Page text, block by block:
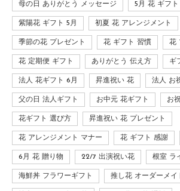
母の日 ありがとう メッセージ 5月 花 ギフト
紫陽花 ギフト 5月 初夏 花 アレンジメント
季節の花 プレゼント 花 ギフト 習慣 花
花 定期便 ギフト ありがとう 伝え方 ギ
法人 花ギフト 6月 昇進祝い 花 法人 お
父の日 法人ギフト お中元 花ギフト お
花ギフト 選び方 昇進祝い 花 プレゼント
花 アレンジメント マナー 花 ギフト 感謝
6月 花 贈り物 22/7 出演祝い花 根室 ラ
海鮮丼 フラワーギフト 推し花 オーダーメイ